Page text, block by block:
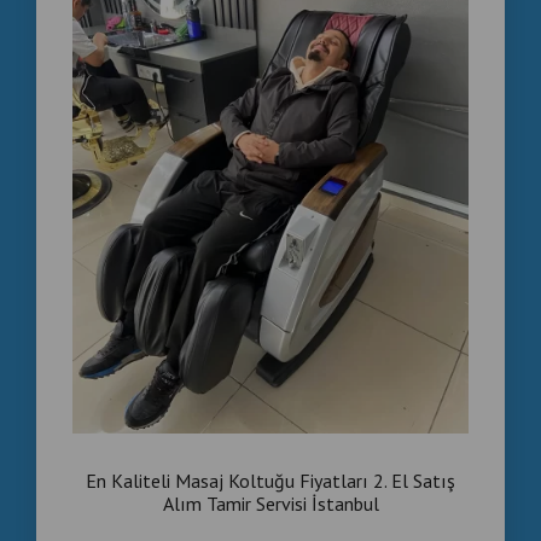
Şimdi Siz de Kazanmaya Başlayın!
Eğer siz de İstanbul’daki otelinizde hem konuklarınızın
konforunu artırmak hem de risksiz bir gelir kaynağı
oluşturmak istiyorsanız, ticari masaj koltuğu satış ve
kiralama çözümlerimizle tanışın.
Biz arayalım, yerinize özel ücretsiz keşif ve teklif sunalım.
İstanbul otel masaj koltuğu
ticari masaj koltuğu kiralama
jetonlu masaj koltuğu İstanbul
otel konfor artırıcı cihaz
otellere özel masaj koltuğu
En Kaliteli Masaj Koltuğu Fiyatları 2. El Satış
Alım Tamir Servisi İstanbul